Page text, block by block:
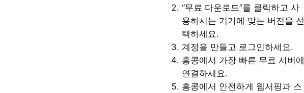
“무료 다운로드”를 클릭하고 사
용하시는 기기에 맞는 버전을 선
택하세요.
계정을 만들고 로그인하세요.
홍콩에서 가장 빠른 무료 서버에
연결하세요.
홍콩에서 안전하게 웹서핑과 스